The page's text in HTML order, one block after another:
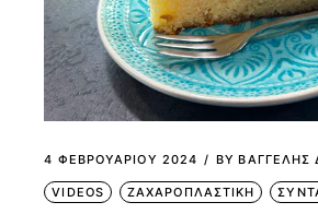
4 ΦΕΒΡΟΥΑΡΊΟΥ 2024 BY ΒΑΓΓΕΛΗΣ
VIDEOS ΖΑΧΑΡΟΠΛΑΣΤΙΚΗ